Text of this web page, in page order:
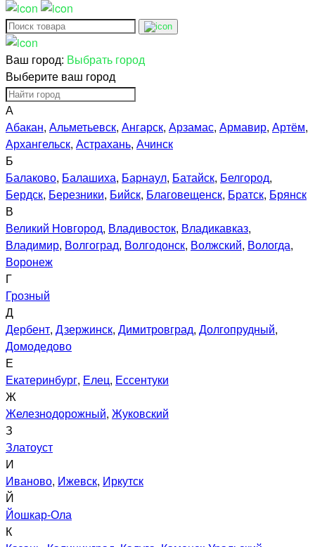
Ваш город: Выбрать город
Выберите ваш город
А
Абакан, Альметьевск, Ангарск, Арзамас, Армавир, Артём,
Архангельск, Астрахань, Ачинск
Б
Балаково, Балашиха, Барнаул, Батайск, Белгород,
Бердск, Березники, Бийск, Благовещенск, Братск, Брянск
В
Великий Новгород, Владивосток, Владикавказ,
Владимир, Волгоград, Волгодонск, Волжский, Вологда,
Воронеж
Г
Грозный
Д
Дербент, Дзержинск, Димитровград, Долгопрудный,
Домодедово
Е
Екатеринбург, Елец, Ессентуки
Ж
Железнодорожный, Жуковский
З
Златоуст
И
Иваново, Ижевск, Иркутск
Й
Йошкар-Ола
К